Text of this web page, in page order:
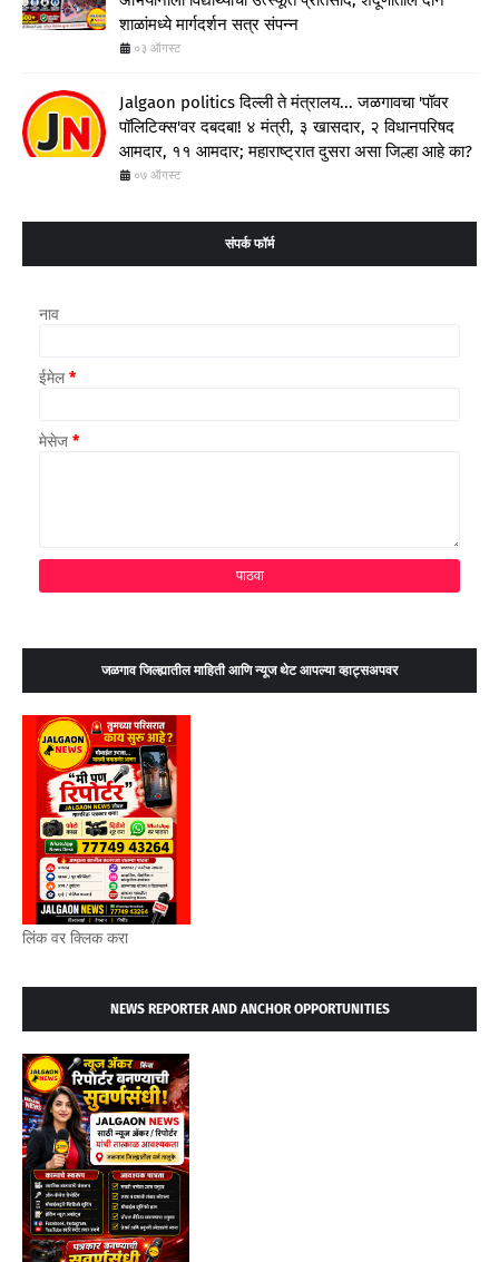
शाळांमध्ये मार्गदर्शन सत्र संपन्न
०३ ऑगस्ट
Jalgaon politics दिल्ली ते मंत्रालय... जळगावचा 'पॉवर
पॉलिटिक्स'वर दबदबा! ४ मंत्री, ३ खासदार, २ विधानपरिषद
आमदार, ११ आमदार; महाराष्ट्रात दुसरा असा जिल्हा आहे का?
०७ ऑगस्ट
संपर्क फॉर्म
नाव
ईमेल*
मेसेज *
जळगाव जिल्ह्यातील माहिती आणि न्यूज थेट आपल्या व्हाट्सअपवर
लिंक वर क्लिक करा
NEWS REPORTER AND ANCHOR OPPORTUNITIES